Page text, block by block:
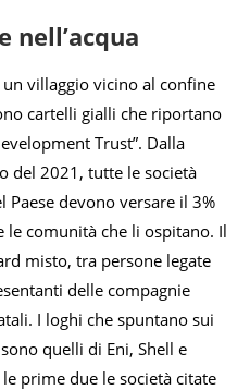
nell’acqua
villaggio vicino al confine
cartelli gialli che riportano
Trust”. Dalla
del 2021, tutte le società
Paese devono versare il 3%
le comunità che li ospitano. Il
misto, tra persone legate
delle compagnie
I loghi che spuntano sui
quelli di Eni, Shell e
prime due le società citate